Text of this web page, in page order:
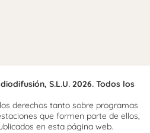
S.L.U. 2026. Todos los
derechos tanto sobre programas
que formen parte de ellos,
en esta página web.